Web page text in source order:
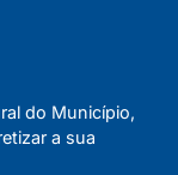
do Município,
a sua